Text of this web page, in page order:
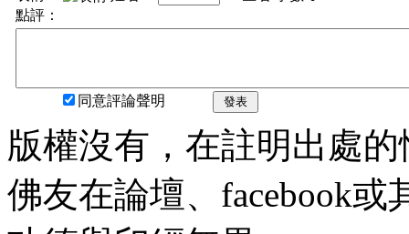
點評：
同意評論聲明 發表
版權沒有，在註明出處
佛友在論壇、facebook